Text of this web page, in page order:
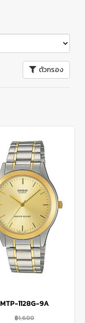
ตัวกรอง
MTP-1128G-9A
฿1,600